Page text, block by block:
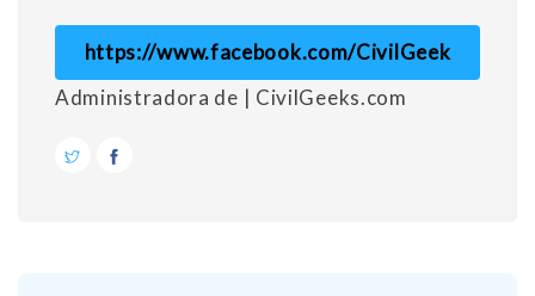
https://www.facebook.com/CivilGeek
Administradora de | CivilGeeks.com